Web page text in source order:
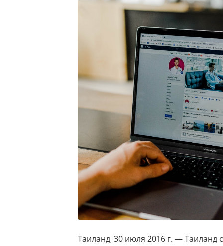
Таиланд, 30 июля 2016 г. — Таиланд